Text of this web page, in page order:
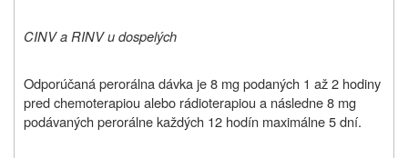
CINV a RINV u dospelých
Odporúčaná perorálna dávka je 8 mg podaných 1 až 2 hodiny
pred chemoterapiou alebo rádioterapiou a následne 8 mg
podávaných perorálne každých 12 hodín maximálne 5 dní.